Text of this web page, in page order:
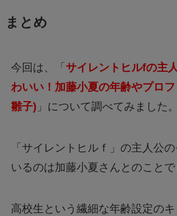
まとめ
今回は、「 サイレントヒルfの主
わいい！加藤小夏の年齢やプロ
雛子) 」について調べてみました。
「サイレントヒルｆ」の主人公
いるのは加藤小夏さんとのことで
高校生という繊細な年齢設定の